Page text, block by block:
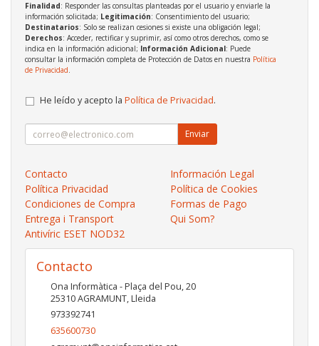
Finalidad: Responder las consultas planteadas por el usuario y enviarle la
información solicitada; Legitimación: Consentimiento del usuario;
Destinatarios: Solo se realizan cesiones si existe una obligación legal;
Derechos: Acceder, rectificar y suprimir, así como otros derechos, como se
indica en la información adicional; Información Adicional: Puede
consultar la información completa de Protección de Datos en nuestra Política
de Privacidad.
He leído y acepto la Política de Privacidad.
Enviar
Contacto
Información Legal
Política Privacidad
Política de Cookies
Condiciones de Compra
Formas de Pago
Entrega i Transport
Qui Som?
Antivíric ESET NOD32
Contacto
Ona Informàtica - Plaça del Pou, 20
25310AGRAMUNT,Lleida
973392741
635600730